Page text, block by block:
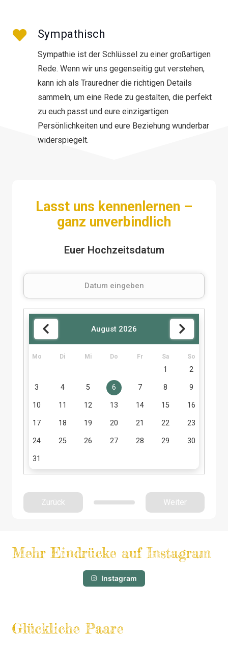
Sympathisch
Sympathie ist der Schlüssel zu einer großartigen
Rede. Wenn wir uns gegenseitig gut verstehen,
kann ich als Trauredner die richtigen Details
sammeln, um eine Rede zu gestalten, die perfekt
zu euch passt und eure einzigartigen
Persönlichkeiten und eure Beziehung wunderbar
widerspiegelt.
Lasst uns kennenlernen –
ganz unverbindlich
Euer Hochzeitsdatum
August 2026
Mo Di Mi Do Fr Sa So
1 2
3 4 5 6 7 8 9
10 11 12 13 14 15 16
17 18 19 20 21 22 23
24 25 26 27 28 29 30
31
Zurück Weiter
Mehr Eindrücke auf Instagram
Instagram
Glückliche Paare